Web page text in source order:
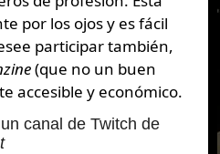
por los ojos y es fácil
participar también,
(que no un buen
accesible y económico.
canal de Twitch de